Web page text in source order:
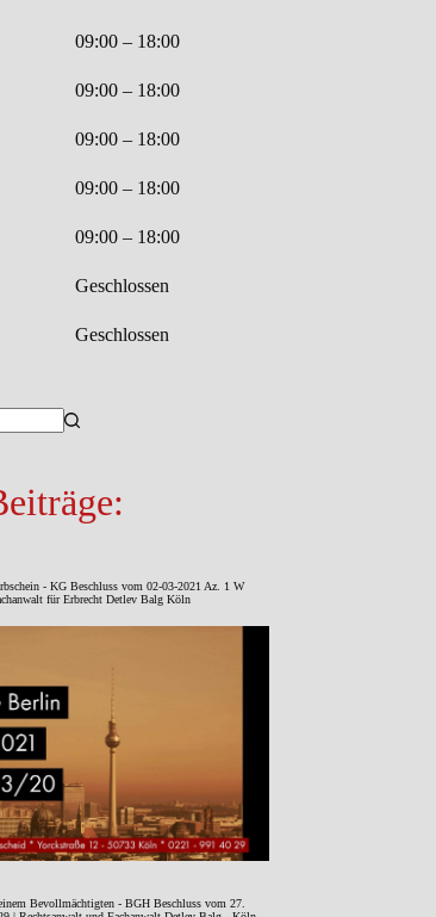
09:00 – 18:00
09:00 – 18:00
09:00 – 18:00
09:00 – 18:00
09:00 – 18:00
Geschlossen
Geschlossen
- KG Beschluss vom 02-03-2021 Az. 1 W
für Erbrecht Detlev Balg Köln
Bevollmächtigten - BGH Beschluss vom 27.